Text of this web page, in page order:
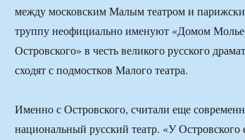
между московским Малым театром и
труппу неофициально именуют «Домом
Островского» в честь великого русского
сходят с подмостков Малого театра.
Именно с Островского, считали еще
национальный русский театр. «У